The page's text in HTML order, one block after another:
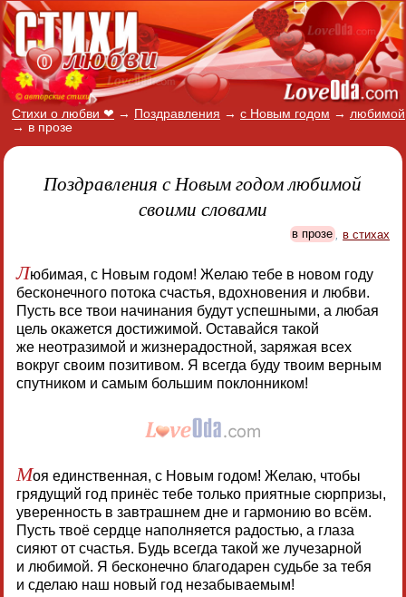
Стихи о любви ❤ → Поздравления → с Новым годом → любимой
→ в прозе
Поздравления с Новым годом любимой
своими словами
в прозе в стихах
Любимая, с Новым годом! Желаю тебе в новом году
бесконечного потока счастья, вдохновения и любви.
Пусть все твои начинания будут успешными, а любая
цель окажется достижимой. Оставайся такой
же неотразимой и жизнерадостной, заряжая всех
вокруг своим позитивом. Я всегда буду твоим верным
спутником и самым большим поклонником!
Моя единственная, с Новым годом! Желаю, чтобы
грядущий год принёс тебе только приятные сюрпризы,
уверенность в завтрашнем дне и гармонию во всём.
Пусть твоё сердце наполняется радостью, а глаза
сияют от счастья. Будь всегда такой же лучезарной
и любимой. Я бесконечно благодарен судьбе за тебя
и сделаю наш новый год незабываемым!